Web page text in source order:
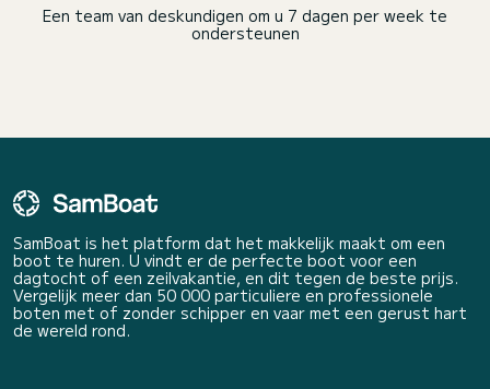
Een team van deskundigen om u 7 dagen per week te
ondersteunen
SamBoat is het platform dat het makkelijk maakt om een
boot te huren. U vindt er de perfecte boot voor een
dagtocht of een zeilvakantie, en dit tegen de beste prijs.
Vergelijk meer dan 50 000 particuliere en professionele
boten met of zonder schipper en vaar met een gerust hart
de wereld rond.